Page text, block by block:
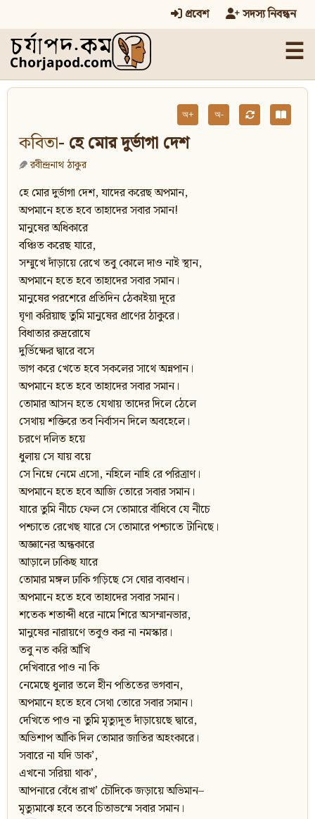
প্রবেশ সদস্য নিবন্ধন
☰
অ+ অ-
কবিতা- হে মোর দুর্ভাগা দেশ
রবীন্দ্রনাথ ঠাকুর
হে মোর দুর্ভাগা দেশ, যাদের করেছ অপমান,
অপমানে হতে হবে তাহাদের সবার সমান!
মানুষের অধিকারে
বঞ্চিত করেছ যারে,
সম্মুখে দাঁড়ায়ে রেখে তবু কোলে দাও নাই স্থান,
অপমানে হতে হবে তাহাদের সবার সমান।
মানুষের পরশেরে প্রতিদিন ঠেকাইয়া দূরে
ঘৃণা করিয়াছ তুমি মানুষের প্রাণের ঠাকুরে।
বিধাতার রুদ্ররোষে
দুর্ভিক্ষের দ্বারে বসে
ভাগ করে খেতে হবে সকলের সাথে অন্নপান।
অপমানে হতে হবে তাহাদের সবার সমান।
তোমার আসন হতে যেথায় তাদের দিলে ঠেলে
সেথায় শক্তিরে তব নির্বাসন দিলে অবহেলে।
চরণে দলিত হয়ে
ধুলায় সে যায় বয়ে
সে নিম্নে নেমে এসো, নহিলে নাহি রে পরিত্রাণ।
অপমানে হতে হবে আজি তোরে সবার সমান।
যারে তুমি নীচে ফেল সে তোমারে বাঁধিবে যে নীচে
পশ্চাতে রেখেছ যারে সে তোমারে পশ্চাতে টানিছে।
অজ্ঞানের অন্ধকারে
আড়ালে ঢাকিছ যারে
তোমার মঙ্গল ঢাকি গড়িছে সে ঘোর ব্যবধান।
অপমানে হতে হবে তাহাদের সবার সমান।
শতেক শতাব্দী ধরে নামে শিরে অসম্মানভার,
মানুষের নারায়ণে তবুও কর না নমস্কার।
তবু নত করি আঁখি
দেখিবারে পাও না কি
নেমেছে ধুলার তলে হীন পতিতের ভগবান,
অপমানে হতে হবে সেথা তোরে সবার সমান।
দেখিতে পাও না তুমি মৃত্যুদূত দাঁড়ায়েছে দ্বারে,
অভিশাপ আঁকি দিল তোমার জাতির অহংকারে।
সবারে না যদি ডাক’,
এখনো সরিয়া থাক’,
আপনারে বেঁধে রাখ’ চৌদিকে জড়ায়ে অভিমান–
মৃত্যুমাঝে হবে তবে চিতাভস্মে সবার সমান।